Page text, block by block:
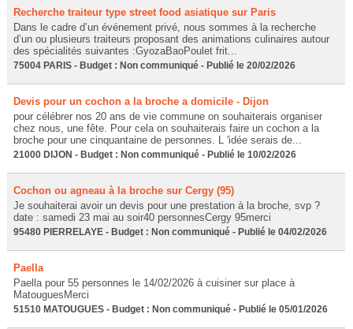
Recherche traiteur type street food asiatique sur Paris
Dans le cadre d’un événement privé, nous sommes à la recherche
d’un ou plusieurs traiteurs proposant des animations culinaires autour
des spécialités suivantes :GyozaBaoPoulet frit...
75004 PARIS - Budget : Non communiqué - Publié le 20/02/2026
Devis pour un cochon a la broche a domicile - Dijon
pour célébrer nos 20 ans de vie commune on souhaiterais organiser
chez nous, une fête. Pour cela on souhaiterais faire un cochon a la
broche pour une cinquantaine de personnes. L 'idée serais de...
21000 DIJON - Budget : Non communiqué - Publié le 10/02/2026
Cochon ou agneau à la broche sur Cergy (95)
Je souhaiterai avoir un devis pour une prestation à la broche, svp ?
date : samedi 23 mai au soir40 personnesCergy 95merci
95480 PIERRELAYE - Budget : Non communiqué - Publié le 04/02/2026
Paella
Paella pour 55 personnes le 14/02/2026 à cuisiner sur place à
MatouguesMerci
51510 MATOUGUES - Budget : Non communiqué - Publié le 05/01/2026